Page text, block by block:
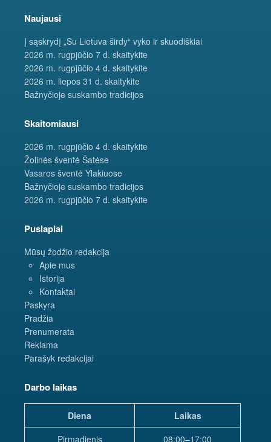
Naujausi
Į sąskrydį „Su Lietuva širdy“ vyko ir skuodiškiai
2026 m. rugpjūčio 7 d. skaitykite
2026 m. rugpjūčio 4 d. skaitykite
2026 m. liepos 31 d. skaitykite
Bažnyčioje suskambo tradicijos
Skaitomiausi
2026 m. rugpjūčio 4 d. skaitykite
Žolinės šventė Šatėse
Vasaros šventė Ylakiuose
Bažnyčioje suskambo tradicijos
2026 m. rugpjūčio 7 d. skaitykite
Puslapiai
Mūsų žodžio redakcija
Apie mus
Istorija
Kontaktai
Paskyra
Pradžia
Prenumerata
Reklama
Parašyk redakcijai
Darbo laikas
Diena
Laikas
Pirmadienis
08:00–17:00